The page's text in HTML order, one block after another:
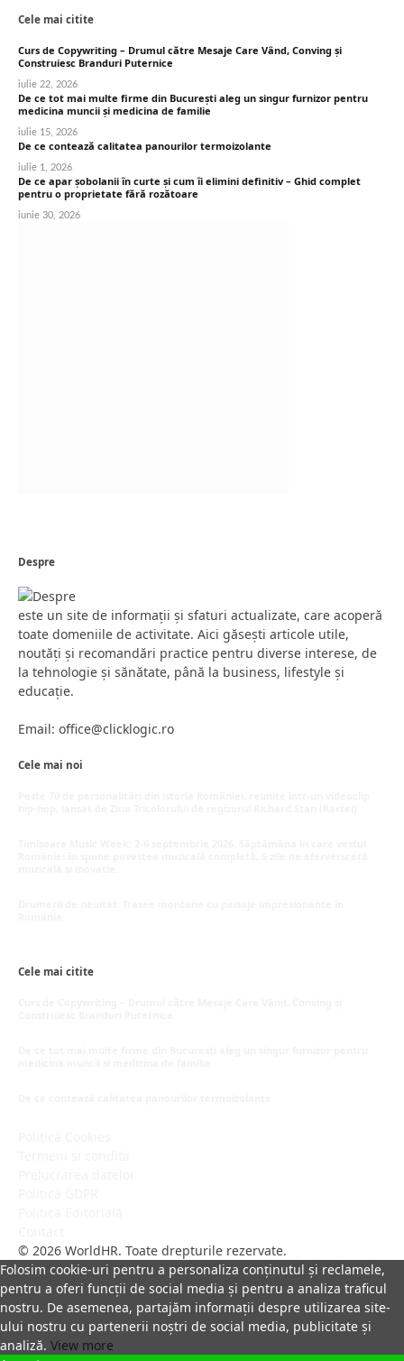
Cele mai citite
Curs de Copywriting – Drumul către Mesaje Care Vând, Conving și
Construiesc Branduri Puternice
iulie 22, 2026
De ce tot mai multe firme din București aleg un singur furnizor pentru
medicina muncii și medicina de familie
iulie 15, 2026
De ce contează calitatea panourilor termoizolante
iulie 1, 2026
De ce apar șobolanii în curte și cum îi elimini definitiv – Ghid complet
pentru o proprietate fără rozătoare
iunie 30, 2026
Despre
este un site de informații și sfaturi actualizate, care acoperă
toate domeniile de activitate. Aici găsești articole utile,
noutăți și recomandări practice pentru diverse interese, de
la tehnologie și sănătate, până la business, lifestyle și
educație.
Email: office@clicklogic.ro
Cele mai noi
Cele mai citite
© 2026 WorldHR. Toate drepturile rezervate.
Folosim cookie-uri pentru a personaliza conținutul și reclamele,
pentru a oferi funcții de social media și pentru a analiza traficul
nostru. De asemenea, partajăm informații despre utilizarea site-
ului nostru cu partenerii noștri de social media, publicitate și
analiză. View more